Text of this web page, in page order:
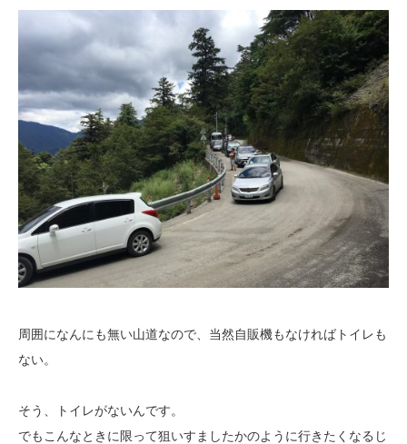
周囲になんにも無い山道なので、当然自販機もなければトイレも
ない。
そう、トイレがないんです。
でもこんなときに限って狙いすましたかのように行きたくなるじ